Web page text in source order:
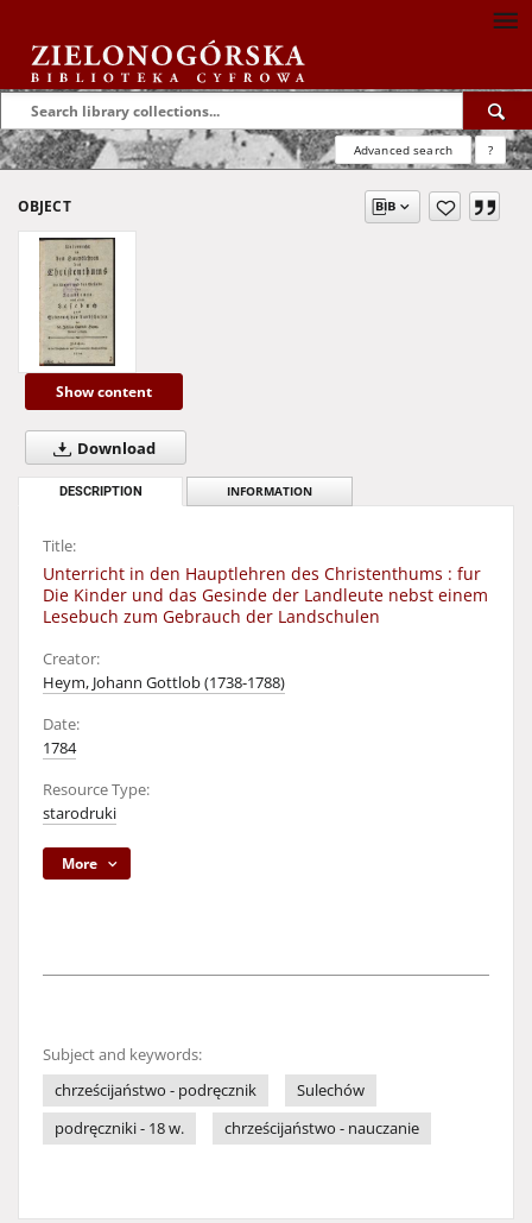
Advanced search ?
OBJECT
Show content
Download
DESCRIPTION INFORMATION
Title:
Unterricht in den Hauptlehren des Christenthums : fur
Die Kinder und das Gesinde der Landleute nebst einem
Lesebuch zum Gebrauch der Landschulen
Creator:
Heym, Johann Gottlob (1738-1788)
Date:
1784
Resource Type:
starodruki
More
Subject and keywords:
chrześcijaństwo - podręcznik
Sulechów
podręczniki - 18 w.
chrześcijaństwo - nauczanie